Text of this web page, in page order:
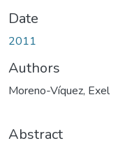
Date
2011
Authors
Moreno-Víquez, Exel
Abstract